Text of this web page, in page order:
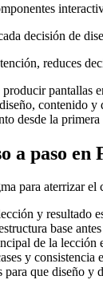
decisión de
reduces
pantallas
contenido y
desde la
a paso en
para aterrizar
y resultado
base
de la lección
y consistencia
para que diseño y